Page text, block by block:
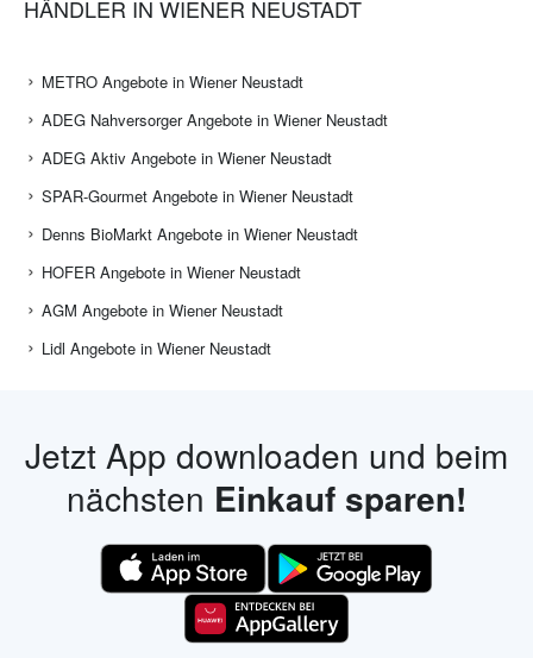
HÄNDLER IN WIENER NEUSTADT
METRO Angebote in Wiener Neustadt
ADEG Nahversorger Angebote in Wiener Neustadt
ADEG Aktiv Angebote in Wiener Neustadt
SPAR-Gourmet Angebote in Wiener Neustadt
Denns BioMarkt Angebote in Wiener Neustadt
HOFER Angebote in Wiener Neustadt
AGM Angebote in Wiener Neustadt
Lidl Angebote in Wiener Neustadt
Jetzt App downloaden und beim
nächsten Einkauf sparen!